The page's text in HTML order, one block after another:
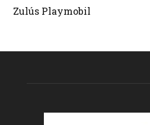
Zulús Playmobil